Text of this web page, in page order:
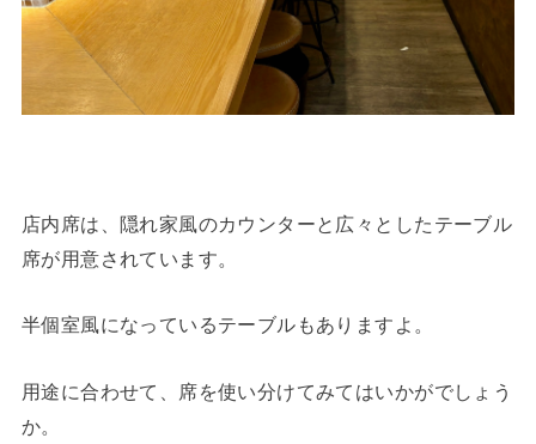
店内席は、隠れ家風のカウンターと広々としたテーブル
席が用意されています。
半個室風になっているテーブルもありますよ。
用途に合わせて、席を使い分けてみてはいかがでしょう
か。